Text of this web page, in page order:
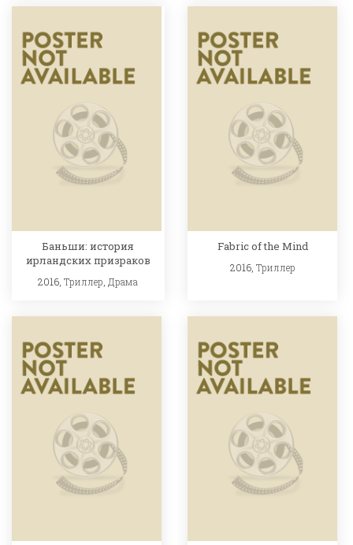
Баньши: история
ирландских призраков
2016,Триллер,Драма
Fabric of the Mind
2016, Триллер